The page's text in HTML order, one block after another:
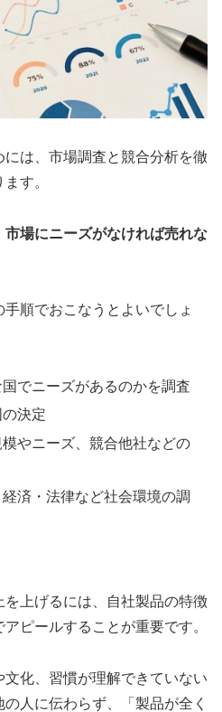
は、市場調査と競合分析を徹
す。
場にニーズがなければ売れな
順でおこなうとよいでしょ
でニーズがあるのかを調査
決定
やニーズ、競合他社などの
済・法律など社会環境の調
上げるには、自社製品の特徴
ピールすることが重要です。
化、習慣が理解できていない
人に伝わらず、「製品が全く